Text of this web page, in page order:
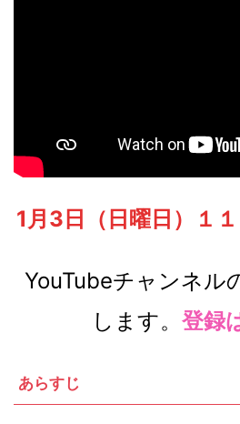
1月3日（日曜日）１
YouTubeチャンネル
します。 登録
あらすじ